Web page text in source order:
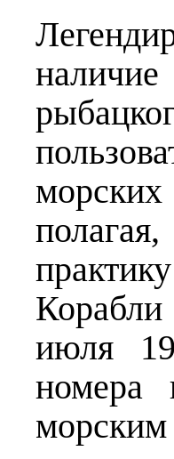
Корабли
июля
номера